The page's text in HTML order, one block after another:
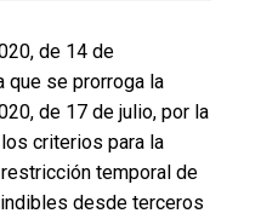
de 14 de
que se prorroga la
de 17 de julio, por la
criterios para la
temporal de
desde terceros